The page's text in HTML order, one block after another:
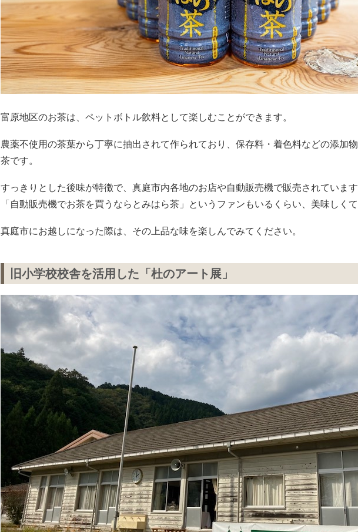
富原地区のお茶は、ペットボトル飲料として楽しむことができます。
農薬不使用の茶葉から丁寧に抽出されて作られており、保存料・着色料などの添加
茶です。
すっきりとした後味が特徴で、真庭市内各地のお店や自動販売機で販売されていま
「自動販売機でお茶を買うならとみはら茶」というファンもいるくらい、美味しく
真庭市にお越しになった際は、その上品な味を楽しんでみてください。
旧小学校校舎を活用した「杜のアート展」